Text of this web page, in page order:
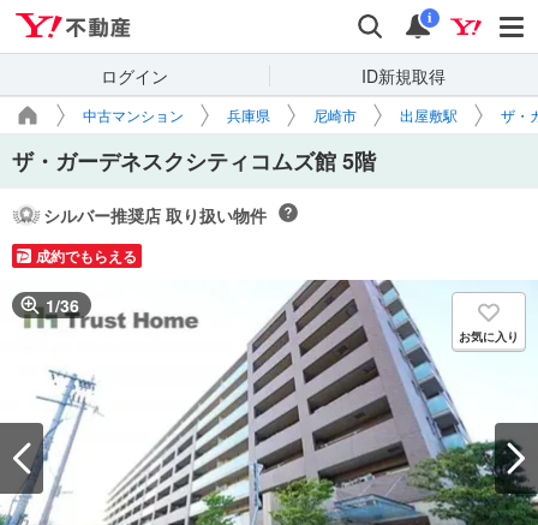
検索 通知
i
ログイン ID新規取得
中古マンション 兵庫県 尼崎市 出屋敷駅 ザ・
ザ・ガーデネスクシティコムズ館 5階
シルバー推奨店 取り扱い物件
成約でもらえる
1/36
お気に入り